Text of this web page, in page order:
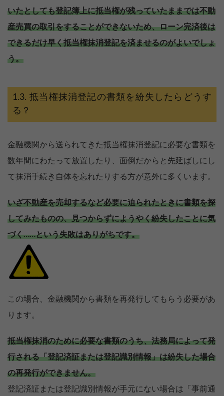
いたとしても登記簿上に抵当権が残っていたままでは不動
産売買の取引をすることができないため、ローン完済後は
できるだけ早く抵当権抹消登記を済ませるのがよいでしょ
う。
抵当権抹消登記の書類を紛失したらどうす
る？
金融機関から送られてきた抵当権抹消登記に必要な書類を
数年間にわたって放置したり、面倒だからと先延ばしにし
て抹消手続き自体を忘れたりする方が意外に多くいます。
いざ不動産を売却するなど必要に迫られたときに書類を探
してみたものの、見つからずにようやく紛失したことに気
づく……という失敗はありがちです。
この場合、金融機関から書類を再発行してもらう必要があ
ります。
抵当権抹消のために必要な書類のうち、法務局によって発
行される「登記済証または登記識別情報」は紛失した場合
の再発行ができません。
登記済証または登記識別情報が手元にない場合は「事前通